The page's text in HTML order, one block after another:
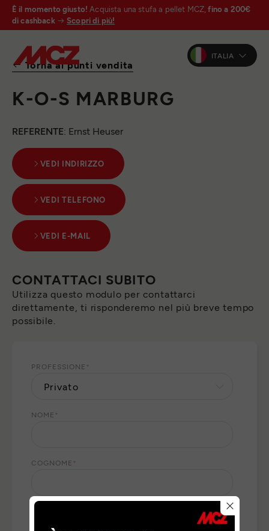
È il momento giusto! Acquista una stufa a pellet MCZ, fino a 200€
di cashback
Scopri di più!
ITALIA
Torna ai punti vendita
K-O-S MARBURG
REFERENTE: Ernst Heuser
VEDI INDIRIZZO
VEDI TELEFONO
VEDI E-MAIL
CONTATTACI SUBITO
Utilizza questo modulo per contattarci
direttamente, ti risponderemo nel più breve tempo
possibile.
PROFESSIONE *
NOME *
COGNOME *